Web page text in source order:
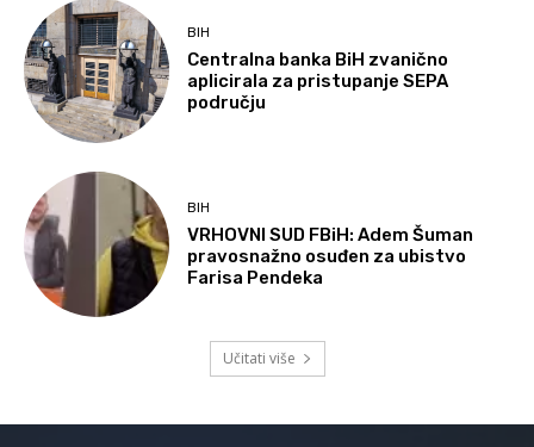
BIH
Centralna banka BiH zvanično
aplicirala za pristupanje SEPA
području
BIH
VRHOVNI SUD FBiH: Adem Šuman
pravosnažno osuđen za ubistvo
Farisa Pendeka
Učitati više